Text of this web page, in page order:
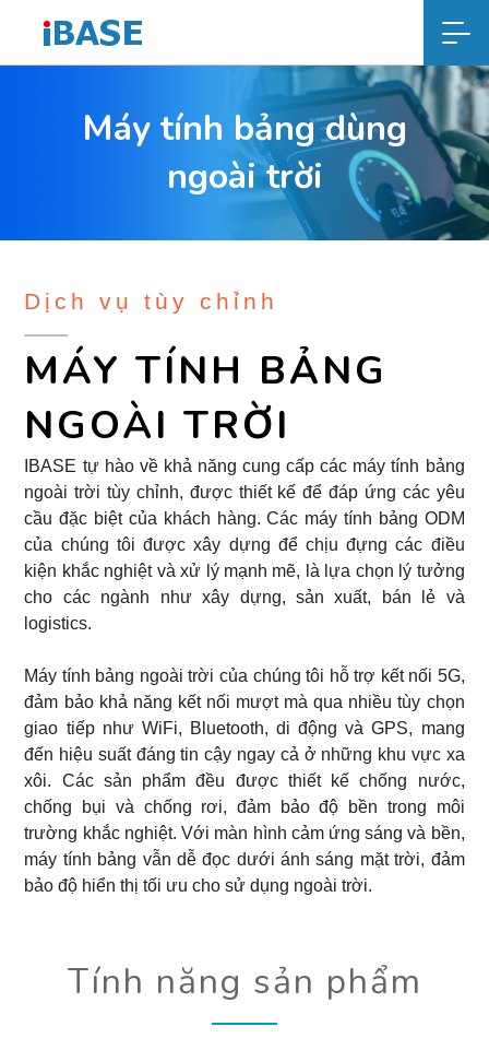
Máy tính bảng dùng
ngoài trời
Dịch vụ tùy chỉnh
MÁY TÍNH BẢNG
NGOÀI TRỜI
IBASE tự hào về khả năng cung cấp các máy tính bảng
ngoài trời tùy chỉnh, được thiết kế để đáp ứng các yêu
cầu đặc biệt của khách hàng. Các máy tính bảng ODM
của chúng tôi được xây dựng để chịu đựng các điều
kiện khắc nghiệt và xử lý mạnh mẽ, là lựa chọn lý tưởng
cho các ngành như xây dựng, sản xuất, bán lẻ và
logistics.
Máy tính bảng ngoài trời của chúng tôi hỗ trợ kết nối 5G,
đảm bảo khả năng kết nối mượt mà qua nhiều tùy chọn
giao tiếp như WiFi, Bluetooth, di động và GPS, mang
đến hiệu suất đáng tin cậy ngay cả ở những khu vực xa
xôi. Các sản phẩm đều được thiết kế chống nước,
chống bụi và chống rơi, đảm bảo độ bền trong môi
trường khắc nghiệt. Với màn hình cảm ứng sáng và bền,
máy tính bảng vẫn dễ đọc dưới ánh sáng mặt trời, đảm
bảo độ hiển thị tối ưu cho sử dụng ngoài trời.
Tính năng sản phẩm